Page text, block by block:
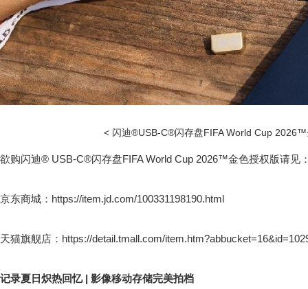
< 闪迪®USB-C®闪存盘FIFA World Cup
欲购闪迪® USB-C®闪存盘FIFA World Cup 2026™金色授权版请见
京东商城：https://item.jd.com/100331198190.html
天猫旗舰店：https://detail.tmall.com/
记录夏日炽热回忆 | 影像移动存储完美拍档